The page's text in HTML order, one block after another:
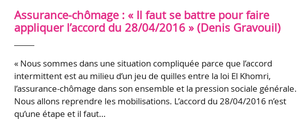
Assurance-chômage : « Il faut se battre pour faire
appliquer l’accord du 28/04/2016 » (Denis Gravouil)
« Nous sommes dans une situation compliquée parce que l’accord
intermittent est au milieu d’un jeu de quilles entre la loi El Khomri,
l’assurance-chômage dans son ensemble et la pression sociale générale.
Nous allons reprendre les mobilisations. L’accord du 28/04/2016 n’est
qu’une étape et il faut…